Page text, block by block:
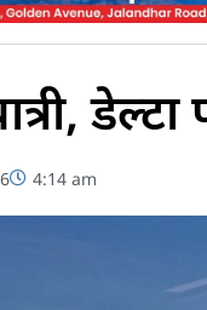
डेल्टा
4:14 am